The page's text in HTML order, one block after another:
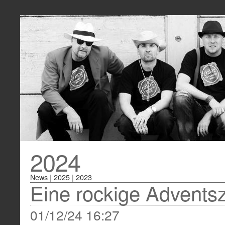
2024
News | 2025 | 2023
Eine rockige
01/12/24 16:27